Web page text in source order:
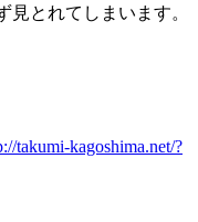
とれてしまいます。
takumi-kagoshima.net/?